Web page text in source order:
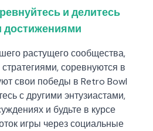
и делитесь
достижениями
растущего сообщества,
стратегиями, соревнуются в
свои победы в Retro Bowl
с другими энтузиастами,
и будьте в курсе
игры через социальные